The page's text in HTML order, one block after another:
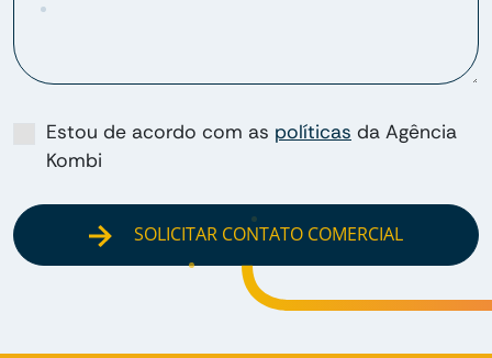
Estou de acordo com as políticas da Agência
Kombi
SOLICITAR CONTATO COMERCIAL